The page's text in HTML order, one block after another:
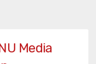
Media